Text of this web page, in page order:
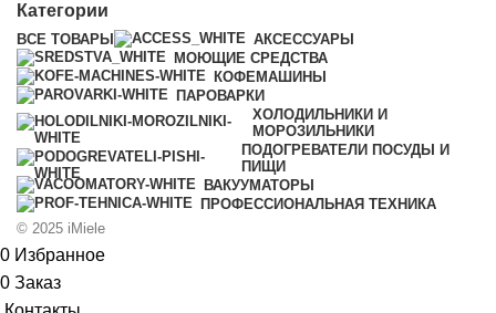
Категории
ВСЕ ТОВАРЫ
АКСЕССУАРЫ
МОЮЩИЕ СРЕДСТВА
КОФЕМАШИНЫ
ПАРОВАРКИ
ХОЛОДИЛЬНИКИ И
МОРОЗИЛЬНИКИ
ПОДОГРЕВАТЕЛИ ПОСУДЫ И
ПИЩИ
ВАКУУМАТОРЫ
ПРОФЕССИОНАЛЬНАЯ ТЕХНИКА
© 2025 iMiele
0 Избранное
0 Заказ